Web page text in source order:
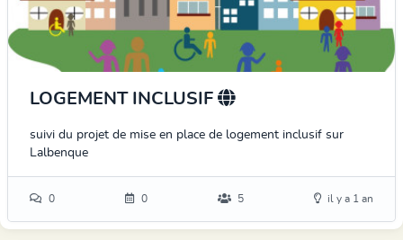
LOGEMENT INCLUSIF
suivi du projet de mise en place de logement inclusif sur
Lalbenque
0 0 5 il y a 1 an